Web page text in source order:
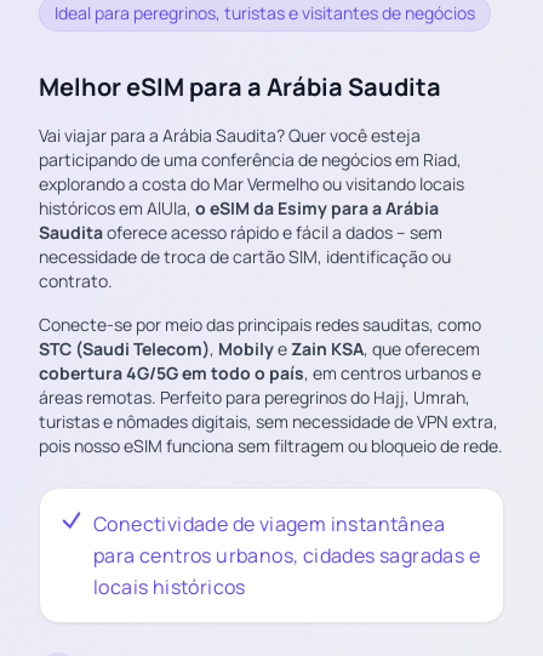
Ideal para peregrinos, turistas e visitantes de negócios
Melhor eSIM para a Arábia Saudita
Vai viajar para a Arábia Saudita? Quer você esteja
participando de uma conferência de negócios em Riad,
explorando a costa do Mar Vermelho ou visitando locais
históricos em AlUla, o eSIM da Esimy para a Arábia
Sauditaoferece acesso rápido e fácil a dados – sem
necessidade de troca de cartão SIM, identificação ou
contrato.
Conecte-se por meio das principais redes sauditas, como
STC (Saudi Telecom), MobilyeZain KSA, que oferecem
cobertura 4G/5G em todo o país, em centros urbanos e
áreas remotas. Perfeito para peregrinos do Hajj, Umrah,
turistas e nômades digitais, sem necessidade de VPN extra,
pois nosso eSIM funciona sem filtragem ou bloqueio de rede.
Conectividade de viagem instantânea
para centros urbanos, cidades sagradas e
locais históricos